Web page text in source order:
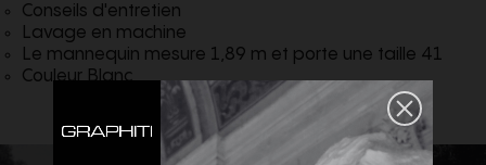
Conseils d'entretien
Lavage en machine
Le mannequin mesure 1,89 m et porte une taille 41
Couleur Blanc